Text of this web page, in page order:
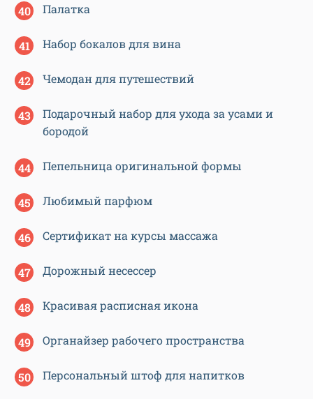
Палатка
Набор бокалов для вина
Чемодан для путешествий
Подарочный набор для ухода за усами и
бородой
Пепельница оригинальной формы
Любимый парфюм
Сертификат на курсы массажа
Дорожный несессер
Красивая расписная икона
Органайзер рабочего пространства
Персональный штоф для напитков